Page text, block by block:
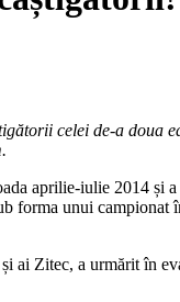
celei de-a doua
aprilie-iulie 2014
unui
Zitec, a urmărit în